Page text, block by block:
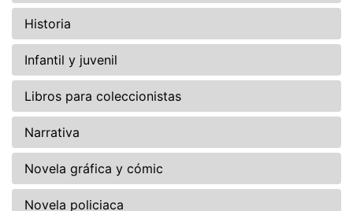
Historia
Infantil y juvenil
Libros para coleccionistas
Narrativa
Novela gráfica y cómic
Novela policiaca